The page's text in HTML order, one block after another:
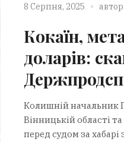
8 Серпня, 2025 автор
Кокаїн,
доларів:
Колишній начальник
Вінницькій області
перед судом за